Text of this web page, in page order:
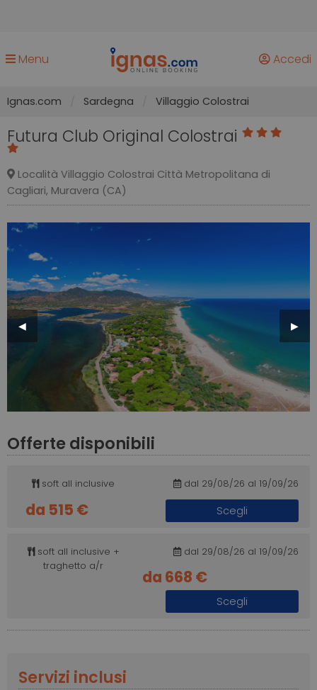
Menu Accedi
Ignas.com Sardegna Villaggio Colostrai
Futura Club Original Colostrai
Località Villaggio Colostrai Città Metropolitana di
Cagliari, Muravera (CA)
Previous
Slide
◀︎ Next
Slide
▶︎
Offerte disponibili
soft all inclusive dal 29/08/26 al 19/09/26
da 515 € Scegli
soft all inclusive +
traghetto a/r
dal 29/08/26 al 19/09/26
da 668 €
Scegli
Servizi inclusi